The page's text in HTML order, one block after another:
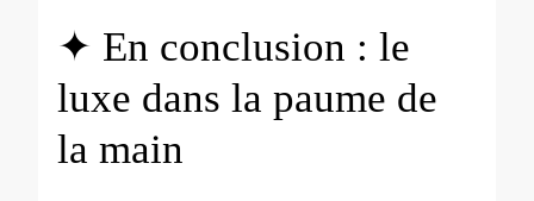
✦ En conclusion : le
luxe dans la paume de
la main